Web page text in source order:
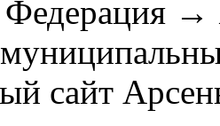
Федерация
сайт